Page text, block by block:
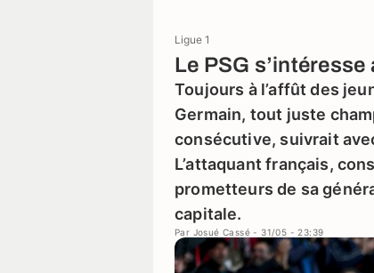
Ligue 1
Le PSG
Toujours à l’affût des
Germain, tout juste
consécutive, suivrait
L’attaquant français,
prometteurs de sa
capitale.
Par Josué Cassé - 31/05 - 23:39